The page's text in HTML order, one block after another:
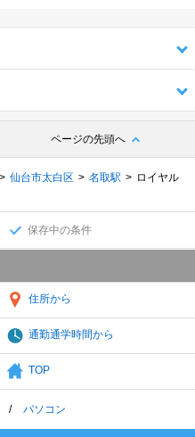
ページの先頭へ
仙台市太白区 名取駅
ロイヤル
保存中の条件
住所から
通勤通学時間から
TOP
パソコン